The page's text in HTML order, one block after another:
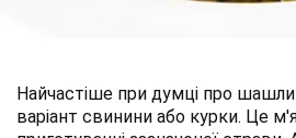
Найчастіше при думці про
варіант свинини або курки. Це